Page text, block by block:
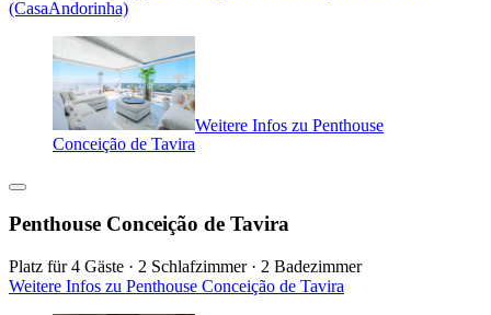
(CasaAndorinha)
Weitere Infos zu Penthouse
Conceição de Tavira
Penthouse Conceição de Tavira
Platz für 4 Gäste · 2 Schlafzimmer · 2 Badezimmer
Weitere Infos zu Penthouse Conceição de Tavira